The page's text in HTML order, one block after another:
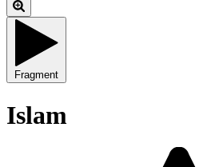
Fragment
Islam